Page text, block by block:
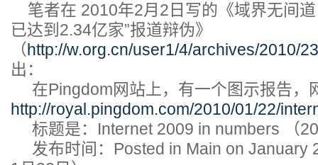
笔者在 2010年2月2日写的《域界无间道
已达到2.34亿家”报道辩伪》
（http://w.org.cn/user1/4/archives/2010/
出：
在Pingdom网站上，有一个图示报告，
http://royal.pingdom.com/2010/01/22/
标题是：Internet 2009 in numbers （
发布时间：Posted in Main on January